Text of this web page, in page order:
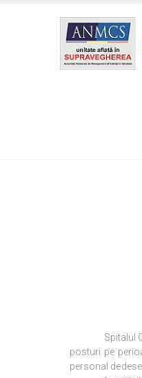
Spitalul
posturi pe
personal de